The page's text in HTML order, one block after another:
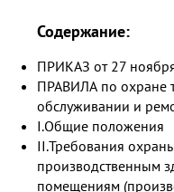
Содержание:
ПРИКАЗ от 27
ПРАВИЛА по охране
обслуживании и
I.Общие положения
II.Требования
производственным
помещениям